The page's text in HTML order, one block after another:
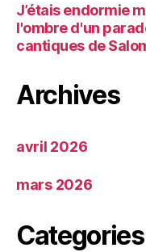
J’étais endormie
l'ombre d'un
cantiques de
Archives
avril 2026
mars 2026
Categories